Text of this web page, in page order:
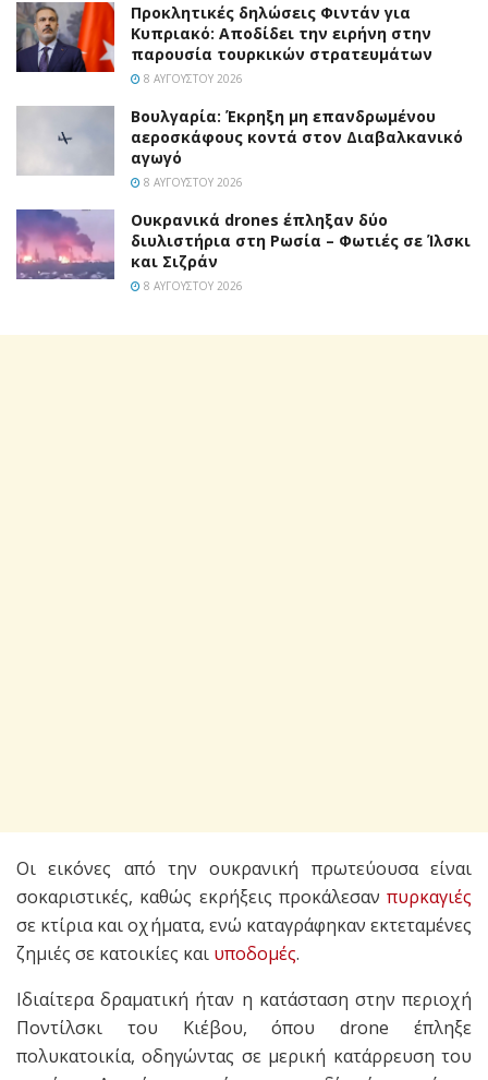
Προκλητικές δηλώσεις Φιντάν για
Κυπριακό: Αποδίδει την ειρήνη στην
παρουσία τουρκικών στρατευμάτων
8 ΑΥΓΟΎΣΤΟΥ 2026
Βουλγαρία: Έκρηξη μη επανδρωμένου
αεροσκάφους κοντά στον Διαβαλκανικό
αγωγό
8 ΑΥΓΟΎΣΤΟΥ 2026
Ουκρανικά drones έπληξαν δύο
διυλιστήρια στη Ρωσία – Φωτιές σε Ίλσκι
και Σιζράν
8 ΑΥΓΟΎΣΤΟΥ 2026
Οι εικόνες από την ουκρανική πρωτεύουσα είναι
σοκαριστικές, καθώς εκρήξεις προκάλεσαν πυρκαγιές
σε κτίρια και οχήματα, ενώ καταγράφηκαν εκτεταμένες
ζημιές σε κατοικίες και υποδομές.
Ιδιαίτερα δραματική ήταν η κατάσταση στην περιοχή
Ποντίλσκι του Κιέβου, όπου drone έπληξε
πολυκατοικία, οδηγώντας σε μερική κατάρρευση του